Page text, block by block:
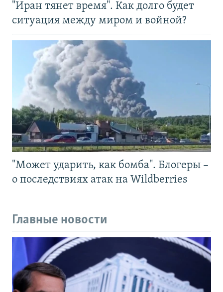
"Иран тянет время". Как долго будет
ситуация между миром и войной?
"Может ударить, как бомба". Блогеры –
о последствиях атак на Wildberries
Главные новости